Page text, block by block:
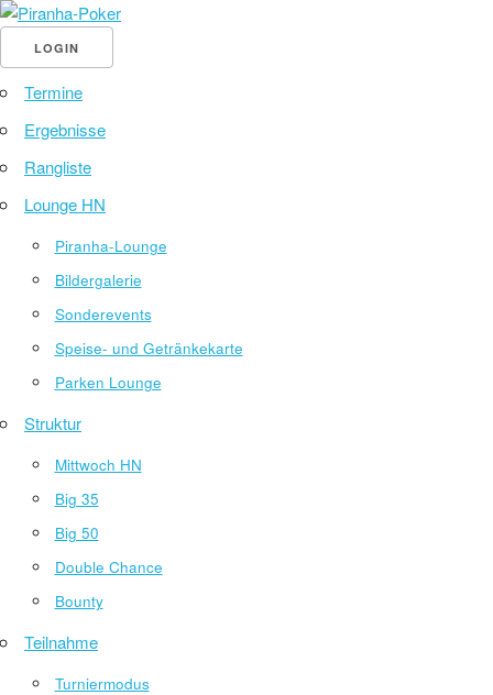
LOGIN
Termine
Ergebnisse
Rangliste
Lounge HN
Piranha-Lounge
Bildergalerie
Sonderevents
Speise- und Getränkekarte
Parken Lounge
Struktur
Mittwoch HN
Big 35
Big 50
Double Chance
Bounty
Teilnahme
Turniermodus